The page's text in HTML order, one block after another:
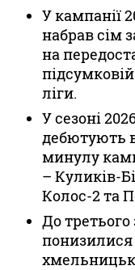
У кампанії
набрав сім
на
ліги.
У сезоні
дебютують
минулу
– Куликів-
Колос-2 та
До третього
понизилися